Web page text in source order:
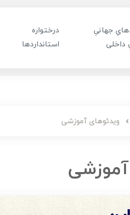
جهانیِ
داخلی
درختواره
استانداردها
ویدئوهای آموزشی